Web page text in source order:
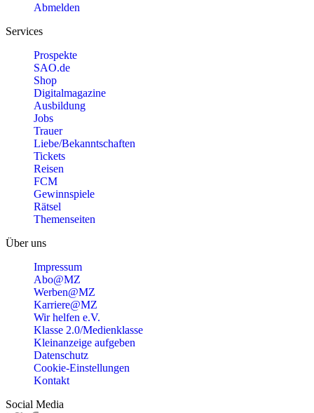
Abmelden
Services
Prospekte
SAO.de
Shop
Digitalmagazine
Ausbildung
Jobs
Trauer
Liebe/Bekanntschaften
Tickets
Reisen
FCM
Gewinnspiele
Rätsel
Themenseiten
Über uns
Impressum
Abo@MZ
Werben@MZ
Karriere@MZ
Wir helfen e.V.
Klasse 2.0/Medienklasse
Kleinanzeige aufgeben
Datenschutz
Cookie-Einstellungen
Kontakt
Social Media